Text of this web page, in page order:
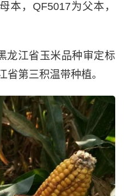
本，QF5017为父本，
龙江省玉米品种审定标
省第三积温带种植。